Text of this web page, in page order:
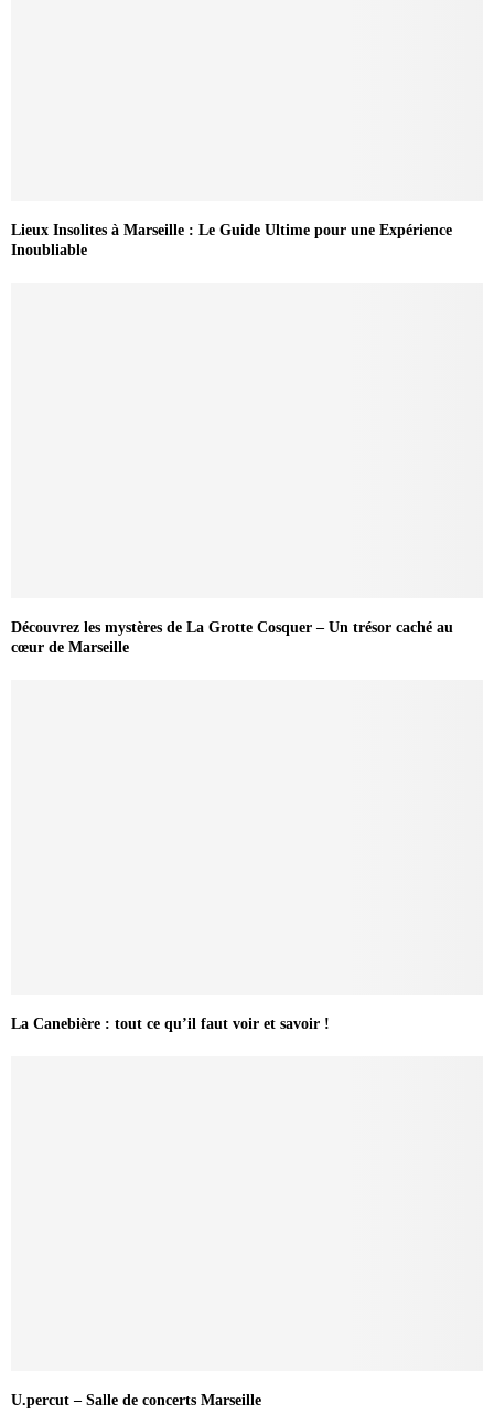
Lieux Insolites à Marseille : Le Guide Ultime pour une Expérience
Inoubliable
Découvrez les mystères de La Grotte Cosquer – Un trésor caché au
cœur de Marseille
La Canebière : tout ce qu’il faut voir et savoir !
U.percut – Salle de concerts Marseille